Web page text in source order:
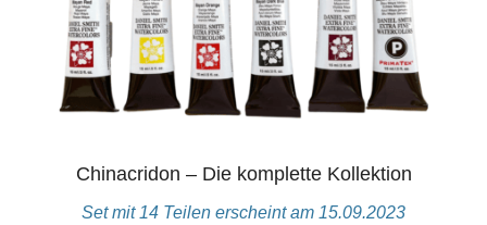
Chinacridon – Die komplette Kollektion
Set mit 14 Teilen erscheint am 15.09.2023